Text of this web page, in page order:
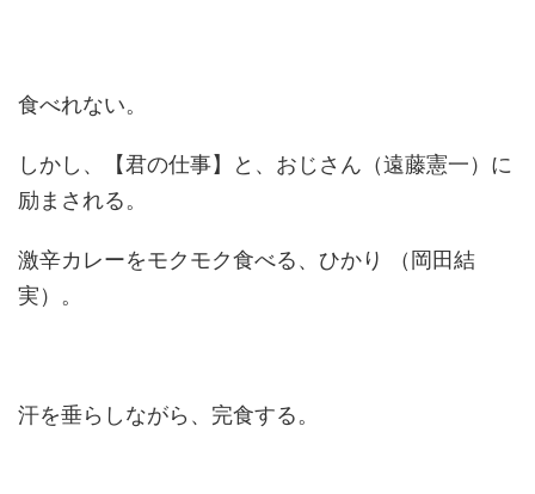
食べれない。
しかし、【君の仕事】と、おじさん（遠藤憲一）に
励まされる。
激辛カレーをモクモク食べる、ひかり （岡田結
実）。
汗を垂らしながら、完食する。